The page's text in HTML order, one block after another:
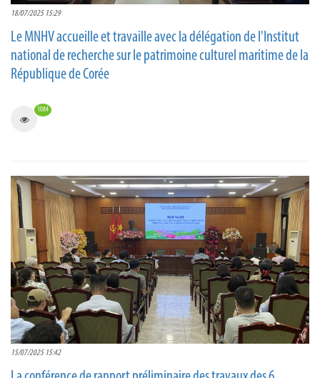
18/07/2025 15:29
Le MNHV accueille et travaille avec la délégation de l'Institut
national de recherche sur le patrimoine culturel maritime de la
République de Corée
1084
15/07/2025 15:42